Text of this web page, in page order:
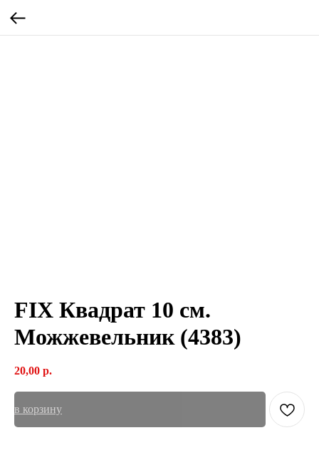
FIX Квадрат 10 см.
Можжевельник (4383)
20,00 р.
в корзину